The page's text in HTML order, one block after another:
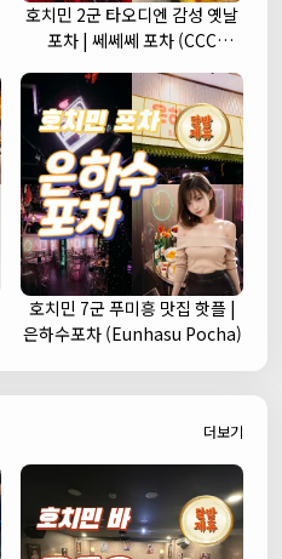
호치민 2군 타오디엔 감성 옛날
포차 | 쎄쎄쎄 포차 (CCC
호치민 7군 푸미흥 맛집 핫플 |
은하수포차 (Eunhasu Pocha)
더보기